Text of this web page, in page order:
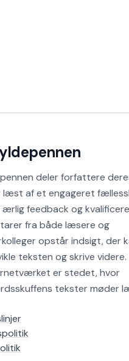
deler forfattere
læst af et engageret
ærlig feedback og
fra både læsere og
opstår indsigt, der
teksten og skrive videre.
er stedet, hvor
tekster møder